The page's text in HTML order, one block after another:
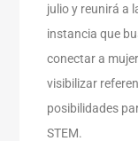
julio y reunirá a
instancia que
conectar a
visibilizar
posibilidades
STEM.